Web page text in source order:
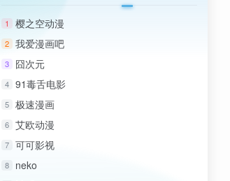
1 樱之空动漫
2 我爱漫画吧
3 囧次元
4 91毒舌电影
5 极速漫画
6 艾欧动漫
7 可可影视
8 neko